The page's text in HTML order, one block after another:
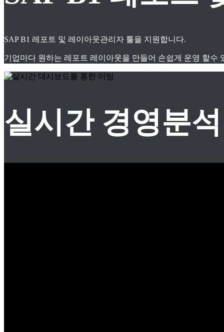
SAP B1 레포트 및 레이아웃관리자 툴을 지원합니다.
기업마다 원하는 레포트 레이아웃을 만들어 손쉽게 운영 할수
실시간 경영분석